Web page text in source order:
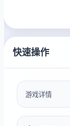
快速操作
游戏详情